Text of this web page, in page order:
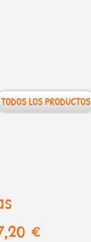
TODOS LOS PRODUCTOS
€Precio